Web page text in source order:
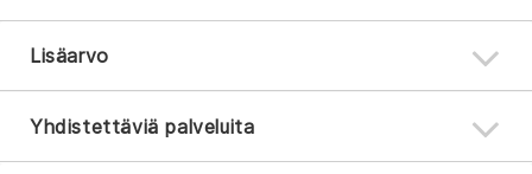
Lisäarvo
Yhdistettäviä palveluita